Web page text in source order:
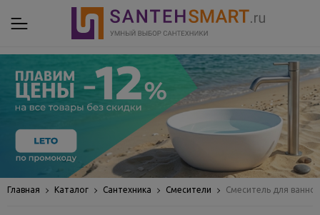
Главная Каталог Сантехника Смесители Смеситель для